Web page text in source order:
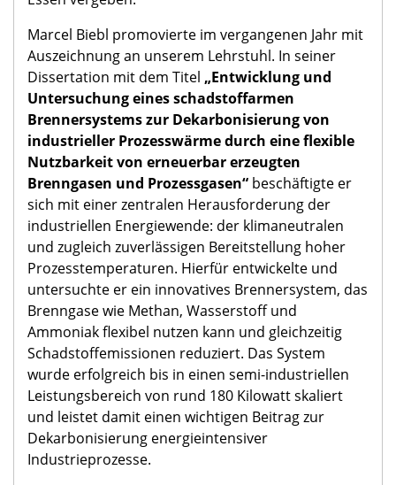
Marcel Biebl promovierte im vergangenen Jahr mit
Auszeichnung an unserem Lehrstuhl. In seiner
Dissertation mit dem Titel „Entwicklung und
Untersuchung eines schadstoffarmen
Brennersystems zur Dekarbonisierung von
industrieller Prozesswärme durch eine flexible
Nutzbarkeit von erneuerbar erzeugten
Brenngasen und Prozessgasen“ beschäftigte er
sich mit einer zentralen Herausforderung der
industriellen Energiewende: der klimaneutralen
und zugleich zuverlässigen Bereitstellung hoher
Prozesstemperaturen. Hierfür entwickelte und
untersuchte er ein innovatives Brennersystem, das
Brenngase wie Methan, Wasserstoff und
Ammoniak flexibel nutzen kann und gleichzeitig
Schadstoffemissionen reduziert. Das System
wurde erfolgreich bis in einen semi-industriellen
Leistungsbereich von rund 180 Kilowatt skaliert
und leistet damit einen wichtigen Beitrag zur
Dekarbonisierung energieintensiver
Industrieprozesse.